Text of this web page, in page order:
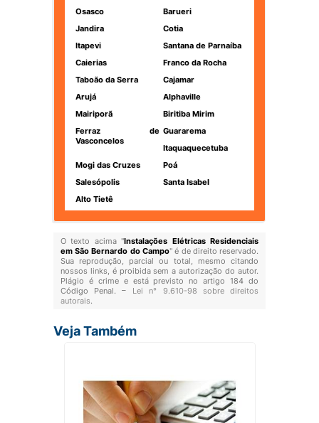
Osasco
Barueri
Jandira
Cotia
Itapevi
Santana de Parnaíba
Caierias
Franco da Rocha
Taboão da Serra
Cajamar
Arujá
Alphaville
Mairiporã
Biritiba Mirim
Ferraz de
Vasconcelos
Guararema
Itaquaquecetuba
Mogi das Cruzes
Poá
Salesópolis
Santa Isabel
Alto Tietê
O texto acima "Instalações Elétricas Residenciais
em São Bernardo do Campo" é de direito reservado.
Sua reprodução, parcial ou total, mesmo citando
nossos links, é proibida sem a autorização do autor.
Plágio é crime e está previsto no artigo 184 do
Código Penal. – Lei n° 9.610-98 sobre direitos
autorais.
Veja Também